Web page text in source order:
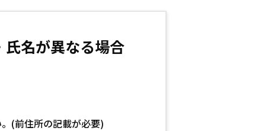
名が異なる場合
(前住所の記載が必要)